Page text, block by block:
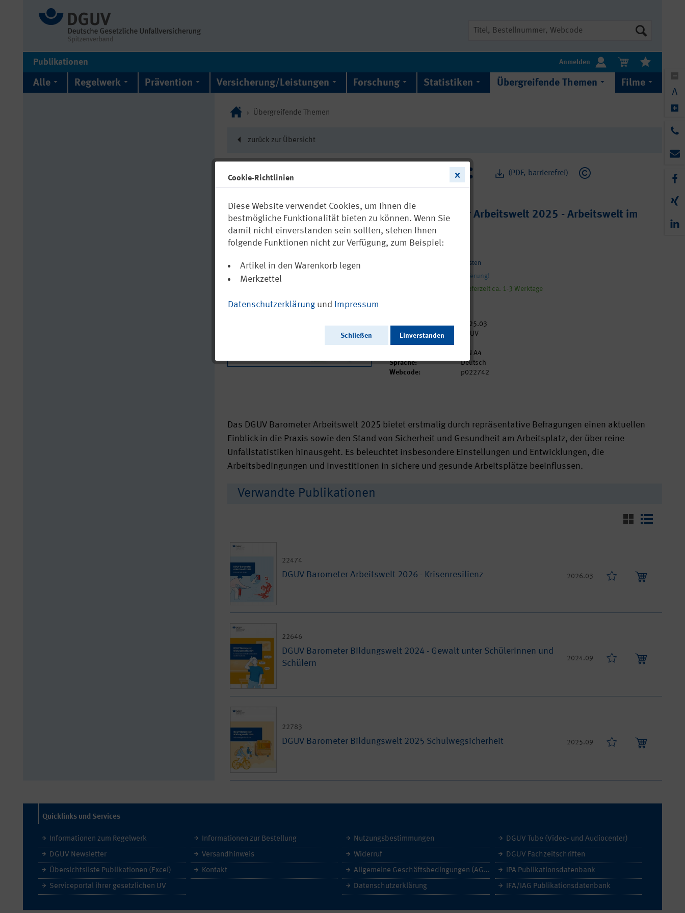
Publikationen Anmelden
Alle Regelwerk Prävention Versicherung/Leistungen Forschung Statistiken Übergreifende Themen Filme
Übergreifende Themen
zurück zur Übersicht
(PDF, barrierefrei)
DGUV Barometer Arbeitswelt 2025 - Arbeitswelt im
Wandel
zzgl. Versandkosten
Versandkostenfreie Lieferung!
Sofort versandfertig, Lieferzeit ca. 1-3 Werktage
Ausgabedatum:
2025.03
Herausgeber:
DGUV
Seitenzahl:
DIN A4
Sprache:
Deutsch
Webcode:
p022742
Das DGUV Barometer Arbeitswelt 2025 bietet erstmalig durch repräsentative Befragungen einen aktuellen
Einblick in die Praxis sowie den Stand von Sicherheit und Gesundheit am Arbeitsplatz, der über reine
Unfallstatistiken hinausgeht. Es beleuchtet insbesondere Einstellungen und Entwicklungen, die
Arbeitsbedingungen und Investitionen in sichere und gesunde Arbeitsplätze beeinflussen.
Verwandte Publikationen
22474
DGUV Barometer Arbeitswelt 2026 - Krisenresilienz 2026.03
22646
DGUV Barometer Bildungswelt 2024 - Gewalt unter Schülerinnen und
Schülern
2024.09
22783
DGUV Barometer Bildungswelt 2025 Schulwegsicherheit 2025.09
Quicklinks und Services
Informationen zum Regelwerk
DGUV Newsletter
Übersichtsliste Publikationen (Excel)
Serviceportal ihrer gesetzlichen UV
Informationen zur Bestellung
Versandhinweis
Kontakt
Nutzungsbestimmungen
Widerruf
Allgemeine Geschäftsbedingungen (AGB)
Datenschutzerklärung
DGUV Tube (Video- und Audiocenter)
DGUV Fachzeitschriften
IPA Publikationsdatenbank
IFA/IAG Publikationsdatenbank
A
Cookie-Richtlinien
Diese Website verwendet Cookies, um Ihnen die
bestmögliche Funktionalität bieten zu können. Wenn Sie
damit nicht einverstanden sein sollten, stehen Ihnen
folgende Funktionen nicht zur Verfügung, zum Beispiel:
Artikel in den Warenkorb legen
Merkzettel
Datenschutzerklärung und Impressum
Schließen Einverstanden